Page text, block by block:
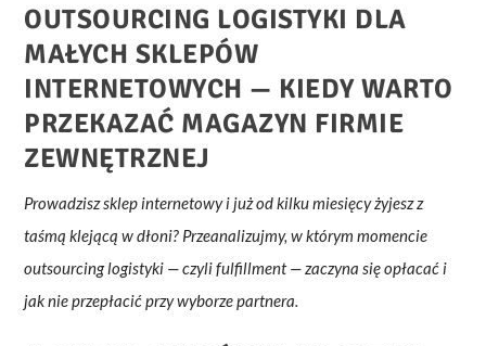
OUTSOURCING LOGISTYKI DLA
MAŁYCH SKLEPÓW
INTERNETOWYCH — KIEDY WARTO
PRZEKAZAĆ MAGAZYN FIRMIE
ZEWNĘTRZNEJ
Prowadzisz sklep internetowy i już od kilku miesięcy żyjesz z
taśmą klejącą w dłoni? Przeanalizujmy, w którym momencie
outsourcing logistyki — czyli fulfillment — zaczyna się opłacać i
jak nie przepłacić przy wyborze partnera.